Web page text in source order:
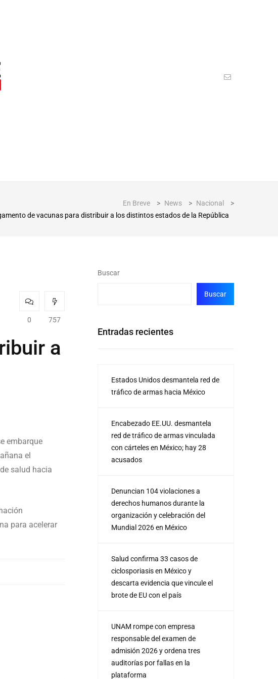
En Breve > News > Nacional
>
de vacunas para distribuir a los distintos estados de la República
0 757
a
embarque
el
salud hacia
para acelerar
Buscar
Buscar
Entradas recientes
Estados Unidos desmantela red de
tráfico de armas hacia México
Encabezado EE.UU. desmantela
red de tráfico de armas vinculada
con cárteles en México; hay 28
acusados
Denuncian 104 violaciones a
derechos humanos durante la
organización y celebración del
Mundial 2026 en México
Salud confirma 33 casos de
ciclosporiasis en México y
descarta evidencia que vincule el
brote de EU con el país
UNAM rompe con empresa
responsable del examen de
admisión 2026 y ordena tres
auditorías por fallas en la
plataforma